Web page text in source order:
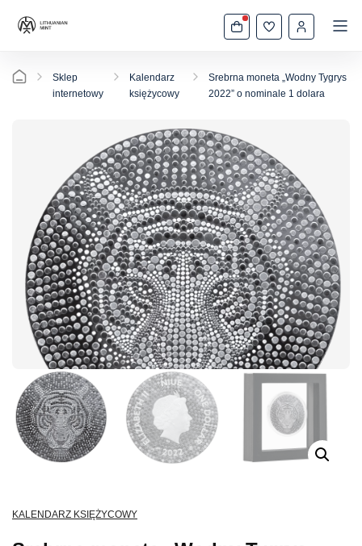
Sklep
internetowy
Kalendarz
księżycowy
Srebrna moneta „Wodny Tygrys
2022” o nominale 1 dolara
KALENDARZ KSIĘŻYCOWY